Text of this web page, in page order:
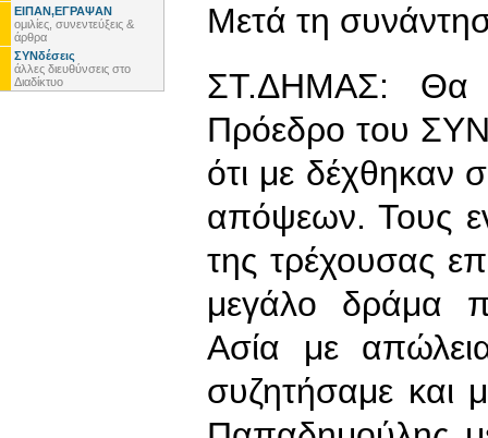
ΕΙΠΑΝ,ΕΓΡΑΨΑΝ
ομιλίες, συνεντεύξεις &
άρθρα
ΣΥΝδέσεις
άλλες διευθύνσεις στο
Διαδίκτυο
Μετά τη
ΣΤ.ΔΗΜΑΣ: Θα
Πρόεδρο του ΣΥΝ
ότι με δέχθηκαν
απόψεων. Τους
της τρέχουσας
μεγάλο δράμα
Ασία με
συζητήσαμε και